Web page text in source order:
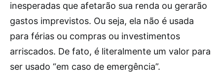
inesperadas que afetarão sua renda ou gerarão
gastos imprevistos. Ou seja, ela não é usada
para férias ou compras ou investimentos
arriscados. De fato, é literalmente um valor para
ser usado “em caso de emergência”.